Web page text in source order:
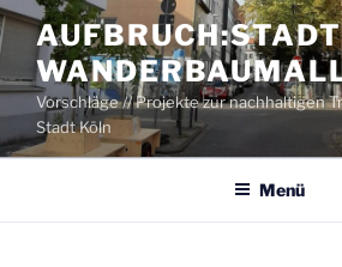
Zum
Inhalt
springen
Vorschläge // Projekte zur nachhaltigen
Stadt Köln
Menü